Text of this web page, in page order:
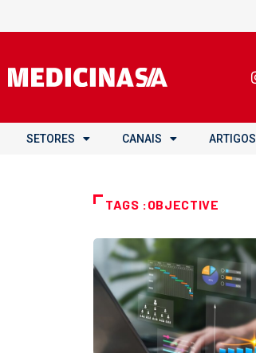
SETORES CANAIS ARTIGOS
TAGS :OBJECTIVE